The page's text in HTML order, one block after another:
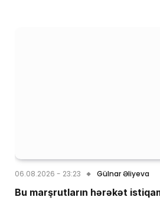
06.08.2026 - 23:23 Gülnar Əliyeva
Bu marşrutların hərəkət